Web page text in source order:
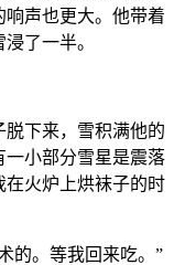
声也更大。他带着
了一半。
下来，雪积满他的
一小部分雪星是震落
在火炉上烘袜子的时
的。等我回来吃。”